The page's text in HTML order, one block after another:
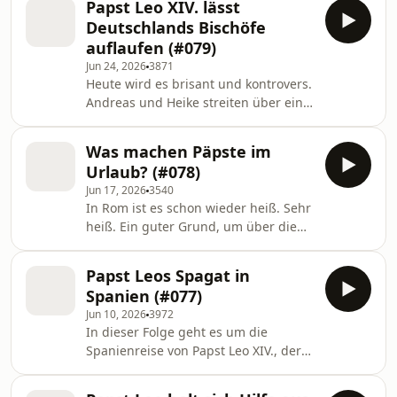
Enzyklika „Magnifica H
Anhänger hat und zu der fast 1.000
Priester und Seminaristen und
annähernd 500 Mönche und Nonnen
gehören, hält sich für „die wahre
Hüterin des katholischen Glaubens.“
Jetzt haben die Ultrafrommen sich
gegen Papst Leo XIV. gestellt, der
diese Kirchenteilung
Papst Leo XIV. lässt
Deutschlands Bischöfe
auflaufen (#079)
Jun 24, 20263871
Heute wird es brisant und kontrovers.
Andreas und Heike streiten über ein
ist bekennender Christ und bildet
Gebetskreise auf dem Spielfeld. Für
Heike ist dieser missionarische Eifer
zu viel des Guten. Sie findet, jeder soll
glauben, was er will und an wen er
will, aber doch bitte abseits der
Öffentlichkeit. Andreas meint,
Menschen s
Was machen Päpste im
Urlaub? (#078)
Jun 17, 20263540
In Rom ist es schon wieder heiß. Sehr
heiß. Ein guter Grund, um über die
aber manche Päpste gönnten sich
durchaus mal Ferien. Andreas
erinnert sich gut daran, wie er als
junger Reporter Johannes Paul II. in
die Berge folgte. Denn der polnische
Papst fand sogar den Sommersitz in
Papst Leos Spagat in
Spanien (#077)
Jun 10, 20263972
In dieser Folge geht es um die
Spanienreise von Papst Leo XIV., der